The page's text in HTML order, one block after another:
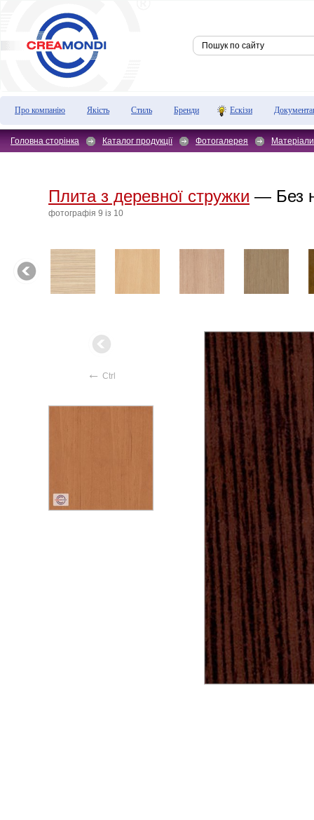
Про компанію Якість Стиль Бренди Ескізи
Головна сторінка Каталог продукції Фотогалерея Матеріали
Плита з деревної стружки — Без
фотографiя 9 iз 10
← Ctrl